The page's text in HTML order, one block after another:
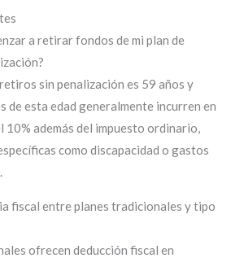
a retirar fondos de mi plan de
sin penalización es 59 años y
de esta edad generalmente incurren en
10% además del impuesto ordinario,
como discapacidad o gastos
fiscal entre planes tradicionales y tipo
ofrecen deducción fiscal en